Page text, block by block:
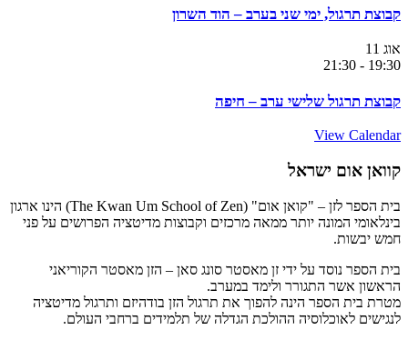
קבוצת תרגול, ימי שני בערב – הוד השרון
אוג 11
19:30
-
21:30
קבוצת תרגול שלישי ערב – חיפה
View Calendar
קוואן אום ישראל
בית הספר לזן – "קואן אום" (The Kwan Um School of Zen) הינו ארגון
בינלאומי המונה יותר ממאה מרכזים וקבוצות מדיטציה הפרושים על פני
חמש יבשות.
בית הספר נוסד על ידי זן מאסטר סונג סאן – הזן מאסטר הקוריאני
הראשון אשר התגורר ולימד במערב.
מטרת בית הספר הינה להפוך את תרגול הזן בודהיזם ותרגול מדיטציה
לנגישים לאוכלוסיה ההולכת הגדלה של תלמידים ברחבי העולם.